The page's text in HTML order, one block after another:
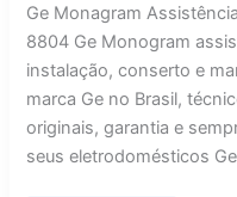
Ge Monagram
8804 Ge Monogram
instalação, conserto e
marca Ge no Brasil,
originais, garantia e
seus eletrodomésticos